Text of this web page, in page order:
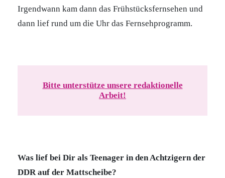
Irgendwann kam dann das Frühstücksfernsehen und
dann lief rund um die Uhr das Fernsehprogramm.
Bitte unterstütze unsere redaktionelle
Arbeit!
Was lief bei Dir als Teenager in den Achtzigern der
DDR auf der Mattscheibe?